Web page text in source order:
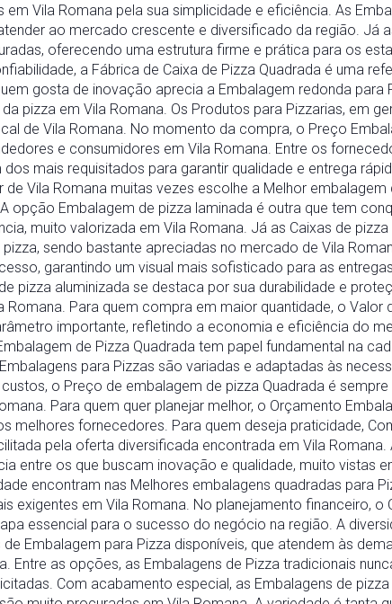
Vila Romana pela sua simplicidade e eficiência. As
ao mercado crescente e diversificado da região. Já
oferecendo uma estrutura firme e prática para os
a Fábrica de Caixa de Pizza Quadrada é uma
gosta de inovação aprecia a Embalagem redonda para
pizza em Vila Romana. Os Produtos para Pizzarias, em
de Vila Romana. No momento da compra, o Preço
e consumidores em Vila Romana. Entre os
dos mais requisitados para garantir qualidade e entrega
Vila Romana muitas vezes escolhe a Melhor embalagem
opção Embalagem de pizza laminada é outra que tem
muito valorizada em Vila Romana. Já as Caixas de
sendo bastante apreciadas no mercado de Vila
garantindo um visual mais sofisticado para as
pizza aluminizada se destaca por sua durabilidade e
Romana. Para quem compra em maior quantidade, o Valor
importante, refletindo a economia e eficiência do
de Pizza Quadrada tem papel fundamental na
para Pizzas são variadas e adaptadas às
o Preço de embalagem de pizza Quadrada é
Para quem quer planejar melhor, o Orçamento
melhores fornecedores. Para quem deseja praticidade,
pela oferta diversificada encontrada em Vila Romana.
entre os que buscam inovação e qualidade, muito vistas
encontram nas Melhores embalagens quadradas para
exigentes em Vila Romana. No planejamento financeiro, o
essencial para o sucesso do negócio na região. A
Embalagem para Pizza disponíveis, que atendem às
Entre as opções, as Embalagens de Pizza tradicionais
Com acabamento especial, as Embalagens de